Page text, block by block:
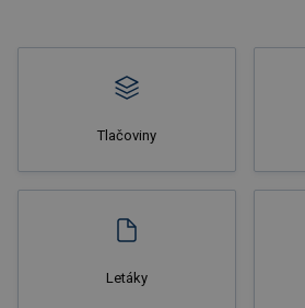
Tlačoviny
Letáky